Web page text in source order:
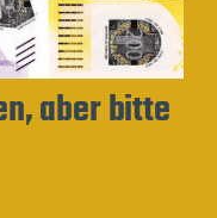
aber bitte